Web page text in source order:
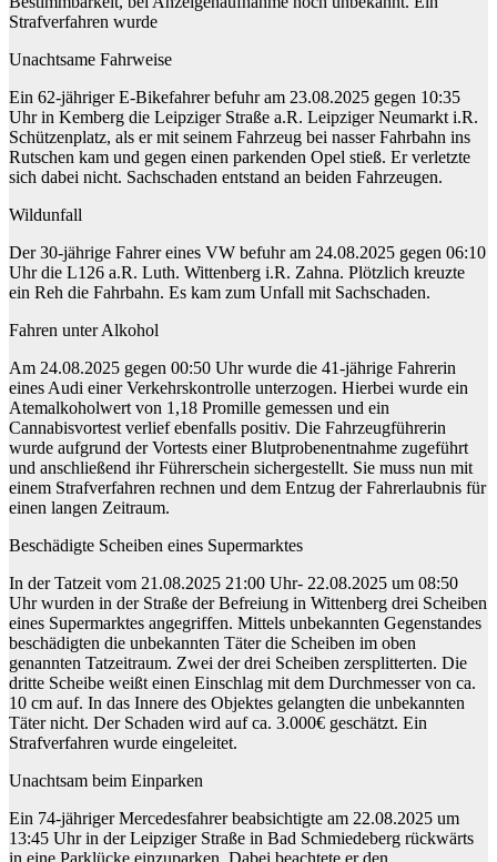
Strafverfahren wurde
Unachtsame Fahrweise
Ein 62-jähriger E-Bikefahrer befuhr am 23.08.2025 gegen 10:35
Uhr in Kemberg die Leipziger Straße a.R. Leipziger Neumarkt i.R.
Schützenplatz, als er mit seinem Fahrzeug bei nasser Fahrbahn ins
Rutschen kam und gegen einen parkenden Opel stieß. Er verletzte
sich dabei nicht. Sachschaden entstand an beiden Fahrzeugen.
Wildunfall
Der 30-jährige Fahrer eines VW befuhr am 24.08.2025 gegen 06:10
Uhr die L126 a.R. Luth. Wittenberg i.R. Zahna. Plötzlich kreuzte
ein Reh die Fahrbahn. Es kam zum Unfall mit Sachschaden.
Fahren unter Alkohol
Am 24.08.2025 gegen 00:50 Uhr wurde die 41-jährige Fahrerin
eines Audi einer Verkehrskontrolle unterzogen. Hierbei wurde ein
Atemalkoholwert von 1,18 Promille gemessen und ein
Cannabisvortest verlief ebenfalls positiv. Die Fahrzeugführerin
wurde aufgrund der Vortests einer Blutprobenentnahme zugeführt
und anschließend ihr Führerschein sichergestellt. Sie muss nun mit
einem Strafverfahren rechnen und dem Entzug der Fahrerlaubnis für
einen langen Zeitraum.
Beschädigte Scheiben eines Supermarktes
In der Tatzeit vom 21.08.2025 21:00 Uhr- 22.08.2025 um 08:50
Uhr wurden in der Straße der Befreiung in Wittenberg drei Scheiben
eines Supermarktes angegriffen. Mittels unbekannten Gegenstandes
beschädigten die unbekannten Täter die Scheiben im oben
genannten Tatzeitraum. Zwei der drei Scheiben zersplitterten. Die
dritte Scheibe weißt einen Einschlag mit dem Durchmesser von ca.
10 cm auf. In das Innere des Objektes gelangten die unbekannten
Täter nicht. Der Schaden wird auf ca. 3.000€ geschätzt. Ein
Strafverfahren wurde eingeleitet.
Unachtsam beim Einparken
Ein 74-jähriger Mercedesfahrer beabsichtigte am 22.08.2025 um
13:45 Uhr in der Leipziger Straße in Bad Schmiedeberg rückwärts